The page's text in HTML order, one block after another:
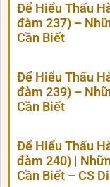
Để Hiểu Thấu
đàm 237) –
Cần Biết
Để Hiểu Thấu
đàm 239) –
Cần Biết
Để Hiểu Thấu
đàm 240) |
Cần Biết – CS